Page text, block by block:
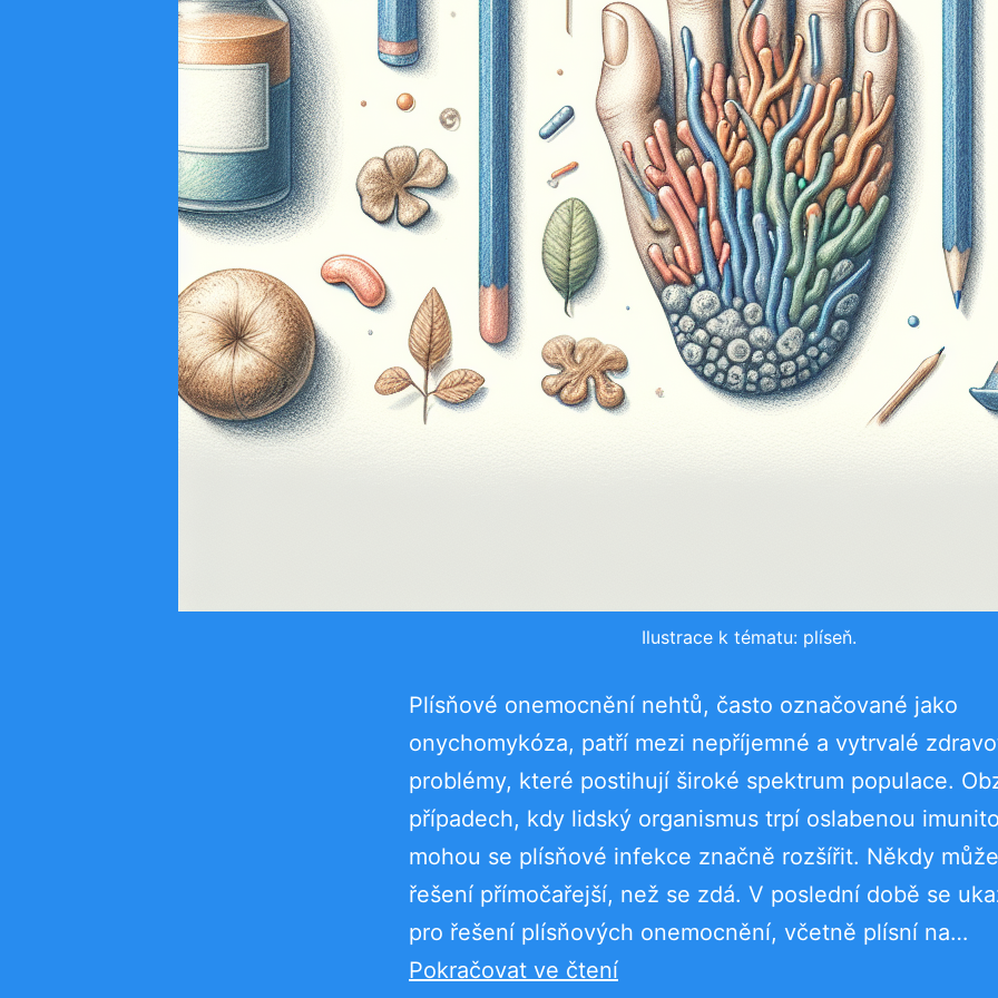
Ilustrace k tématu: plíseň.
Plísňové onemocnění nehtů, často označované jako
onychomykóza, patří mezi nepříjemné a vytrvalé
problémy, které postihují široké spektrum populace.
případech, kdy lidský organismus trpí oslabenou
mohou se plísňové infekce značně rozšířit. Někdy
řešení přímočařejší, než se zdá. V poslední době se
pro řešení plísňových onemocnění, včetně plísní na…
Pokračovat ve čteníPlísňová